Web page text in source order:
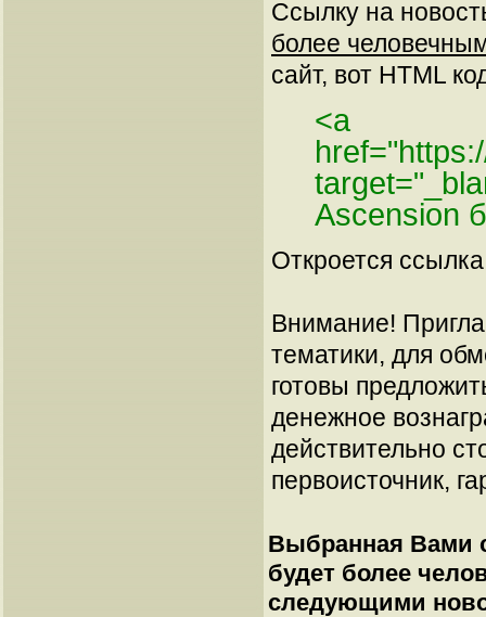
Ссылку на
более
сайт, вот HTML
<a
Ascension
Откроется
Внимание!
тематики, для
готовы
денежное
действительно
первоисточник,
Выбранная Вами
будет более
следующими